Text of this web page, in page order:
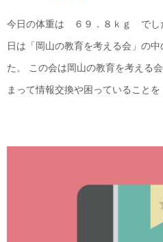
今日の体重は ６９．８ｋｇ でし
日は「岡山の教育を考える会」の
た。 この会は岡山の教育を考える
まって情報交換や困っていることを